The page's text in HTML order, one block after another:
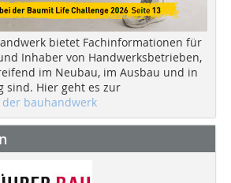
bietet Fachinformationen für
Inhaber von Handwerksbetrieben,
im Neubau, im Ausbau und in
sind. Hier geht es zur
bauhandwerk